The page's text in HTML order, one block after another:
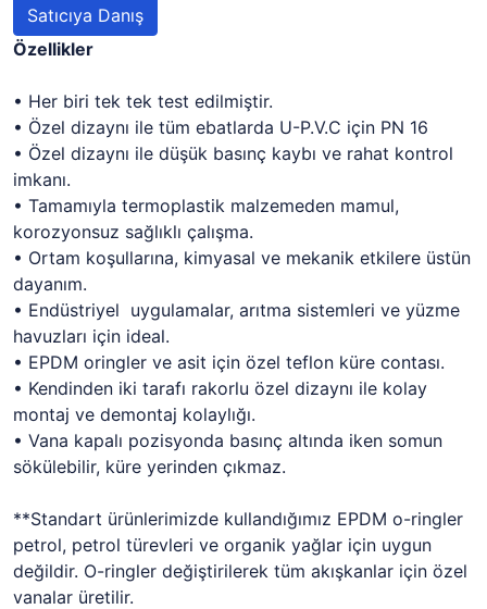
Satıcıya Danış
Özellikler
• Her biri tek tek test edilmiştir.
• Özel dizaynı ile tüm ebatlarda U-P.V.C için PN 16
• Özel dizaynı ile düşük basınç kaybı ve rahat kontrol
imkanı.
• Tamamıyla termoplastik malzemeden mamul,
korozyonsuz sağlıklı çalışma.
• Ortam koşullarına, kimyasal ve mekanik etkilere üstün
dayanım.
• Endüstriyel uygulamalar, arıtma sistemleri ve yüzme
havuzları için ideal.
• EPDM oringler ve asit için özel teflon küre contası.
• Kendinden iki tarafı rakorlu özel dizaynı ile kolay
montaj ve demontaj kolaylığı.
• Vana kapalı pozisyonda basınç altında iken somun
sökülebilir, küre yerinden çıkmaz.
**Standart ürünlerimizde kullandığımız EPDM o-ringler
petrol, petrol türevleri ve organik yağlar için uygun
değildir. O-ringler değiştirilerek tüm akışkanlar için özel
vanalar üretilir.